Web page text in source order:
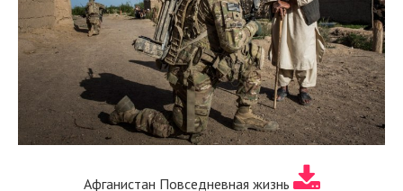
Афганистан Повседневная жизнь